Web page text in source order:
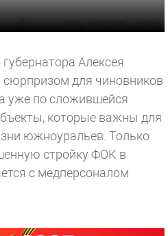
Алексея
для чиновников
уже по сложившейся
которые важны для
южноуральев. Только
стройку ФОК в
с медперсоналом